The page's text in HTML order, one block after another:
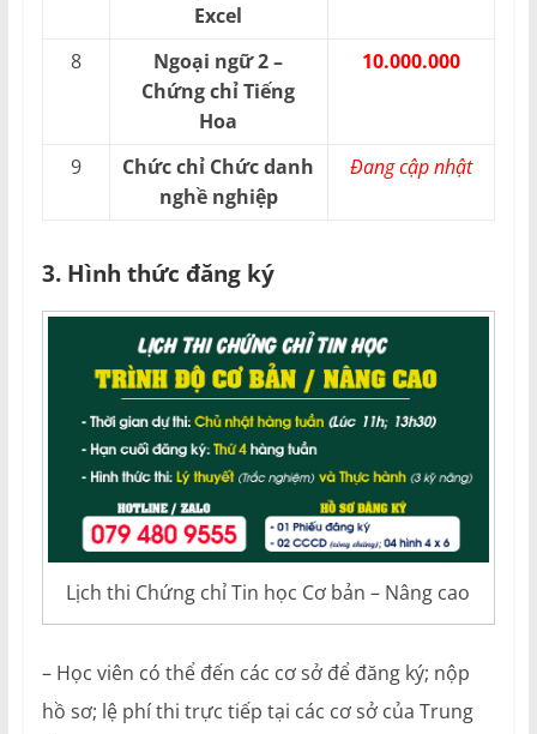
Excel
8
Ngoại ngữ 2 –
Chứng chỉ Tiếng
Hoa
10.000.000
9
Chức chỉ Chức danh
nghề nghiệp
Đang cập nhật
3. Hình thức đăng ký
Lịch thi Chứng chỉ Tin học Cơ bản – Nâng cao
– Học viên có thể đến các cơ sở để đăng ký; nộp
hồ sơ; lệ phí thi trực tiếp tại các cơ sở của Trung